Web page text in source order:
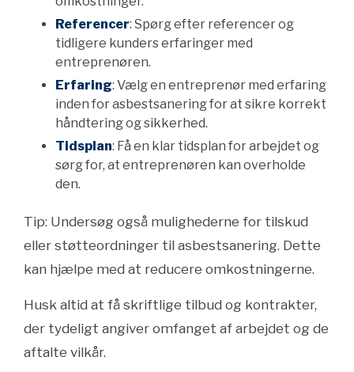
Referencer: Spørg efter referencer og
tidligere kunders erfaringer med
entreprenøren.
Erfaring: Vælg en entreprenør med erfaring
inden for asbestsanering for at sikre korrekt
håndtering og sikkerhed.
Tidsplan: Få en klar tidsplan for arbejdet og
sørg for, at entreprenøren kan overholde
den.
Tip: Undersøg også mulighederne for tilskud
eller støtteordninger til asbestsanering. Dette
kan hjælpe med at reducere omkostningerne.
Husk altid at få skriftlige tilbud og kontrakter,
der tydeligt angiver omfanget af arbejdet og de
aftalte vilkår.